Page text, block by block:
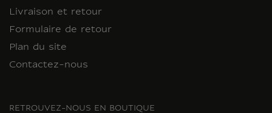
Livraison et retour
Formulaire de retour
Plan du site
Contactez-nous
RETROUVEZ-NOUS EN BOUTIQUE